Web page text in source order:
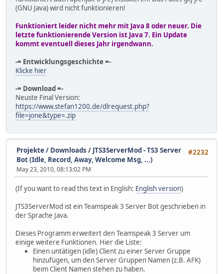
(GNU Java) wird nicht funktionieren!
Funktioniert leider nicht mehr mit Java 8 oder neuer. Die
letzte funktionierende Version ist Java 7. Ein Update
kommt eventuell dieses Jahr irgendwann.
-= Entwicklungsgeschichte =-
Klicke hier
-= Download =-
Neuste Final Version:
https://www.stefan1200.de/dlrequest.php?
file=jone&type=.zip
#2232
Projekte / Downloads / JTS3ServerMod - TS3 Server
Bot (Idle, Record, Away, Welcome Msg, ...)
May 23, 2010, 08:13:02 PM
(If you want to read this text in English: English version)
JTS3ServerMod ist ein Teamspeak 3 Server Bot geschrieben in
der Sprache Java.
Dieses Programm erweitert den Teamspeak 3 Server um
einige weitere Funktionen. Hier die Liste:
Einen untätigen (idle) Client zu einer Server Gruppe
hinzufügen, um den Server Gruppen Namen (z.B. AFK)
beim Client Namen stehen zu haben.